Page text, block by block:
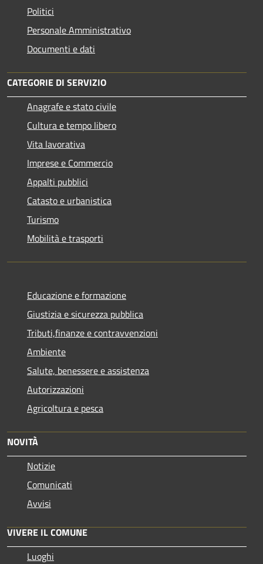
Politici
Personale Amministrativo
Documenti e dati
CATEGORIE DI SERVIZIO
Anagrafe e stato civile
Cultura e tempo libero
Vita lavorativa
Imprese e Commercio
Appalti pubblici
Catasto e urbanistica
Turismo
Mobilità e trasporti
Educazione e formazione
Giustizia e sicurezza pubblica
Tributi,finanze e contravvenzioni
Ambiente
Salute, benessere e assistenza
Autorizzazioni
Agricoltura e pesca
NOVITÀ
Notizie
Comunicati
Avvisi
VIVERE IL COMUNE
Luoghi